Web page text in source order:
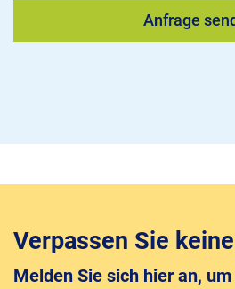
Verpassen Sie
Melden Sie sich hier an,